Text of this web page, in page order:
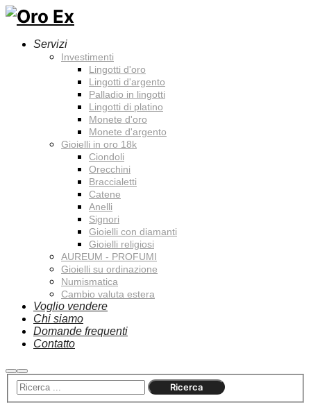
Servizi
Investimenti
Lingotti d'oro
Lingotti d'argento
Palladio in lingotti
Lingotti di platino
Monete d'oro
Monete d'argento
Gioielli in oro 18k
Ciondoli
Orecchini
Braccialetti
Catene
Anelli
Signori
Gioielli con diamanti
Gioielli religiosi
AUREUM - PROFUMI
Gioielli su ordinazione
Numismatica
Cambio valuta estera
Voglio vendere
Chi siamo
Domande frequenti
Contatto
Ricerca
Menu
principale